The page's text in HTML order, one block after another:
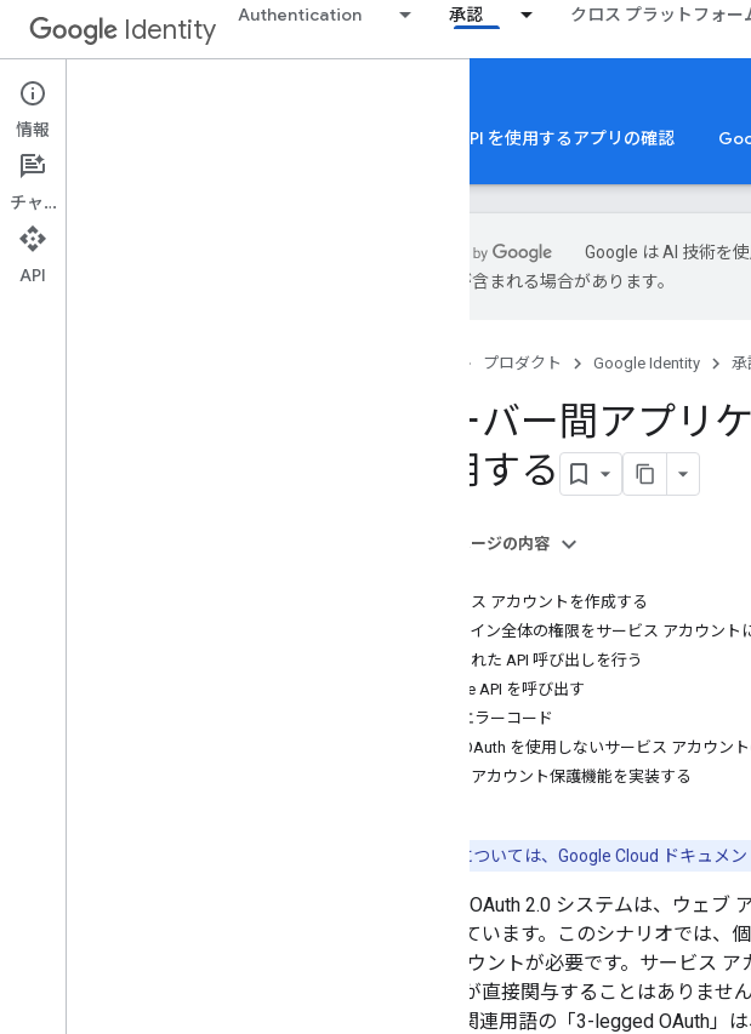
Identity Authentication 承認 クロス プラットフォー
Authorization
Google アカウントの認可 Google Authorization API を使用するアプリの確認
Google は AI 技術を
は誤りが含まれる場合があります。
プロダクト Google Identity 承
サーバー間アプリ
使用する
このページの内容
サービス アカウントを作成する
ドメイン全体の権限をサービス アカウント
委任された API 呼び出しを行う
Google API を呼び出す
JWT エラーコード
付録: OAuth を使用しないサービス アカウン
クロスアカウント保護機能を実装する
詳細については、Google Cloud ドキュメン
Google OAuth 2.0 システムは、ウェ
ートしています。このシナリオでは
ス アカウントが必要です。 サービス ア
ーザーが直接関与することはありませ
す。（関連用語の「3-legged OAuth」
情報
チャット
API